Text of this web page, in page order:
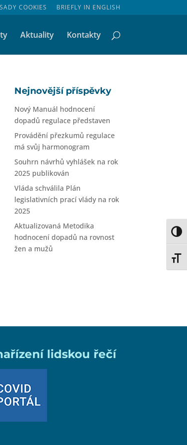
COOKIES BRIEFLY IN ENGLISH
Aktuality Kontakty
Nejnovější příspěvky
Nový Manuál hodnocení
dopadů regulace představen
Provádění přezkumů regulace
má svůj harmonogram
Souhrn návrhů vyhlášek na rok
2025 publikován
Vláda schválila Plán
legislativních prací vlády na rok
2025
Aktualizovaná Metodika
hodnocení dopadů na rovnost
žen a mužů
lidskou řečí